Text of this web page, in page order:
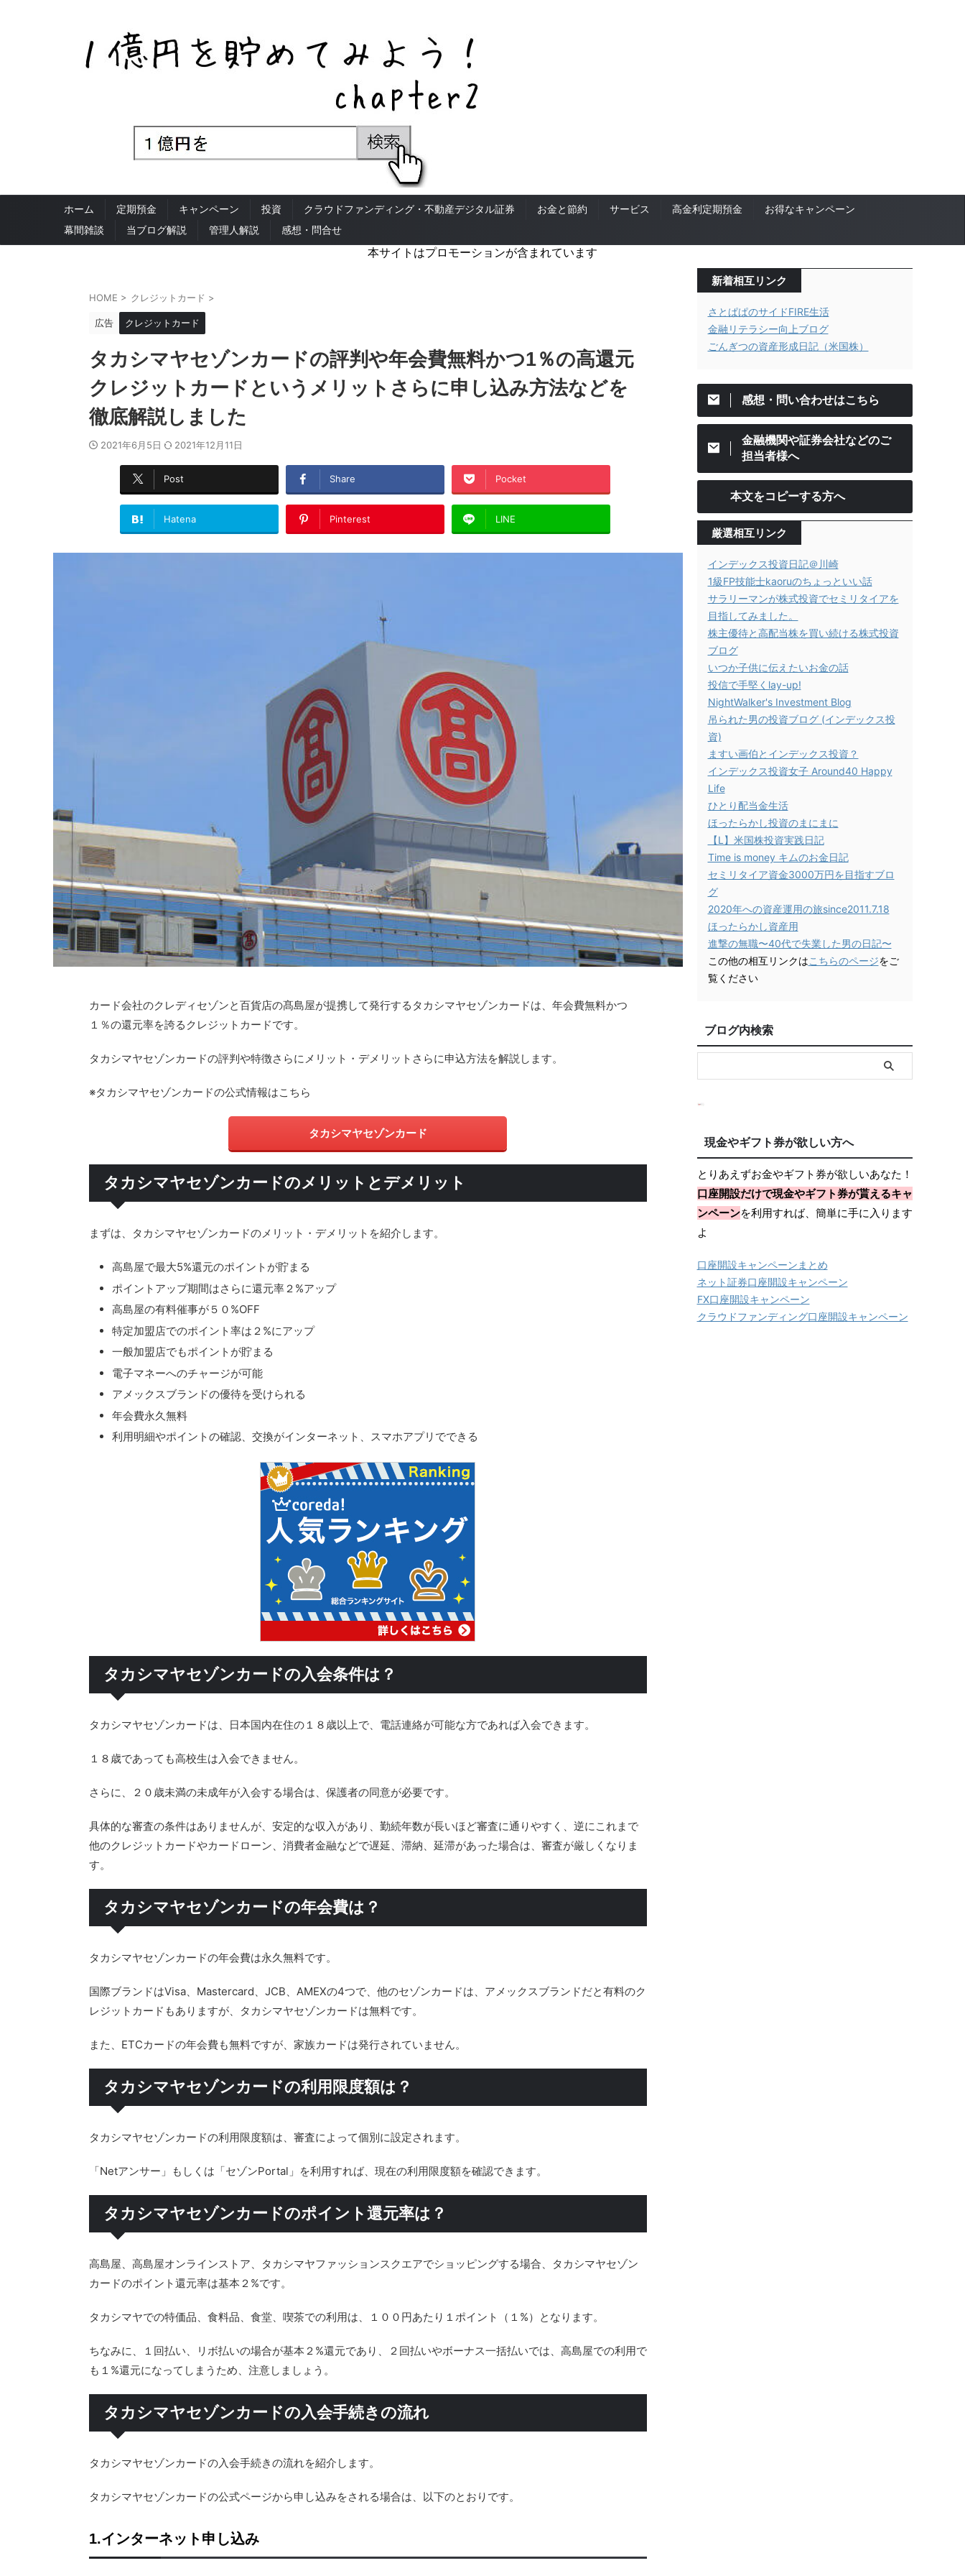
ホーム 定期預金 キャンペーン 投資 クラウドファンディング・不動産デジタル証券 お金と節約 サービス 高金利定期預金
お得なキャンペーン
幕間雑談
当ブログ解説 管理人解説 感想・問合せ
本サイトはプロモーションが含まれています
HOME > クレジットカード >
広告 クレジットカード
タカシマヤセゾンカードの評判や年会費無料かつ1％の高還元
クレジットカードというメリットさらに申し込み方法などを
徹底解説しました
2021年6月5日 2021年12月11日
Post Share Pocket
Hatena Pinterest LINE
カード会社のクレディセゾンと百貨店の髙島屋が提携して発行するタカシマヤセゾンカードは、年会費無料かつ
１％の還元率を誇るクレジットカードです。
タカシマヤセゾンカードの評判や特徴さらにメリット・デメリットさらに申込方法を解説します。
※タカシマヤセゾンカードの公式情報はこちら
タカシマヤセゾンカード
タカシマヤセゾンカードのメリットとデメリット
まずは、タカシマヤセゾンカードのメリット・デメリットを紹介します。
高島屋で最大5%還元のポイントが貯まる
ポイントアップ期間はさらに還元率２%アップ
高島屋の有料催事が５０%OFF
特定加盟店でのポイント率は２%にアップ
一般加盟店でもポイントが貯まる
電子マネーへのチャージが可能
アメックスブランドの優待を受けられる
年会費永久無料
利用明細やポイントの確認、交換がインターネット、スマホアプリでできる
タカシマヤセゾンカードの入会条件は？
タカシマヤセゾンカードは、日本国内在住の１８歳以上で、電話連絡が可能な方であれば入会できます。
１８歳であっても高校生は入会できません。
さらに、２０歳未満の未成年が入会する場合は、保護者の同意が必要です。
具体的な審査の条件はありませんが、安定的な収入があり、勤続年数が長いほど審査に通りやすく、逆にこれまで
他のクレジットカードやカードローン、消費者金融などで遅延、滞納、延滞があった場合は、審査が厳しくなりま
す。
タカシマヤセゾンカードの年会費は？
タカシマヤセゾンカードの年会費は永久無料です。
国際ブランドはVisa、Mastercard、JCB、AMEXの4つで、他のセゾンカードは、アメックスブランドだと有料のク
レジットカードもありますが、タカシマヤセゾンカードは無料です。
また、ETCカードの年会費も無料ですが、家族カードは発行されていません。
タカシマヤセゾンカードの利用限度額は？
タカシマヤセゾンカードの利用限度額は、審査によって個別に設定されます。
「Netアンサー」もしくは「セゾンPortal」を利用すれば、現在の利用限度額を確認できます。
タカシマヤセゾンカードのポイント還元率は？
高島屋、高島屋オンラインストア、タカシマヤファッションスクエアでショッピングする場合、タカシマヤセゾン
カードのポイント還元率は基本２%です。
タカシマヤでの特価品、食料品、食堂、喫茶での利用は、１００円あたり１ポイント（１%）となります。
ちなみに、１回払い、リボ払いの場合が基本２%還元であり、２回払いやボーナス一括払いでは、高島屋での利用で
も１%還元になってしまうため、注意しましょう。
タカシマヤセゾンカードの入会手続きの流れ
タカシマヤセゾンカードの入会手続きの流れを紹介します。
タカシマヤセゾンカードの公式ページから申し込みをされる場合は、以下のとおりです。
1.インターネット申し込み
新着相互リンク
さとぱぱのサイドFIRE生活
金融リテラシー向上ブログ
ごんぎつの資産形成日記（米国株）
感想・問い合わせはこちら
金融機関や証券会社などのご
担当者様へ
本文をコピーする方へ
厳選相互リンク
インデックス投資日記＠川崎
1級FP技能士kaoruのちょっといい話
サラリーマンが株式投資でセミリタイアを
目指してみました。
株主優待と高配当株を買い続ける株式投資
ブログ
いつか子供に伝えたいお金の話
投信で手堅くlay-up!
NightWalker's Investment Blog
吊られた男の投資ブログ (インデックス投
資)
ますい画伯とインデックス投資？
インデックス投資女子 Around40 Happy
Life
ひとり配当金生活
ほったらかし投資のまにまに
【L】米国株投資実践日記
Time is money キムのお金日記
セミリタイア資金3000万円を目指すブロ
グ
2020年への資産運用の旅since2011.7.18
ほったらかし資産用
進撃の無職〜40代で失業した男の日記〜
この他の相互リンクはこちらのページをご
覧ください
ブログ内検索
現金やギフト券が欲しい方へ
とりあえずお金やギフト券が欲しいあなた！
口座開設だけで現金やギフト券が貰えるキャ
ンペーンを利用すれば、簡単に手に入ります
よ
口座開設キャンペーンまとめ
ネット証券口座開設キャンペーン
FX口座開設キャンペーン
クラウドファンディング口座開設キャンペーン